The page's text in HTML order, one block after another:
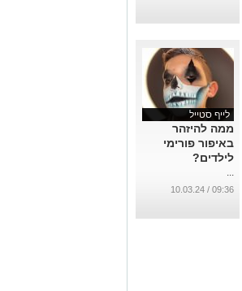
לייף סטייל
ממה להיזהר
באיפור פורימי
לילדים?
...
09:36 / 10.03.24